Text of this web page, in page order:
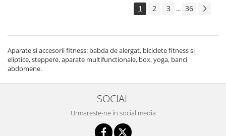
1 2 3 ... 36
Aparate si accesorii fitness: babda de alergat, biciclete fitness si
eliptice, steppere, aparate multifunctionale, box, yoga, banci
abdomene.
SOCIAL
Urmareste-ne in social media